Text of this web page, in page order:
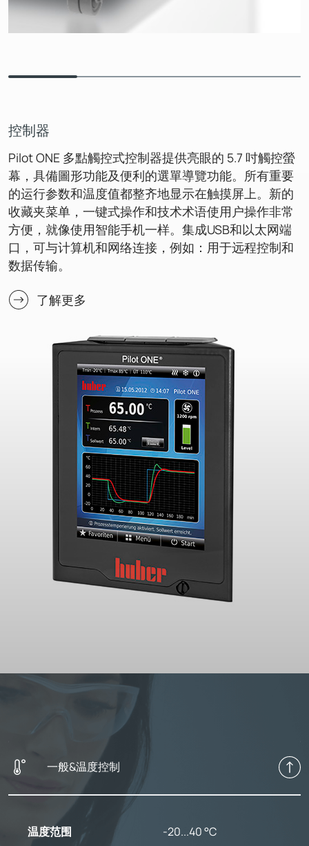
控制器
Pilot ONE 多點觸控式控制器提供亮眼的 5.7 吋觸控螢
幕，具備圖形功能及便利的選單導覽功能。所有重要
的运行参数和温度值都整齐地显示在触摸屏上。新的
收藏夹菜单，一键式操作和技术术语使用户操作非常
方便，就像使用智能手机一样。集成USB和以太网端
口，可与计算机和网络连接，例如：用于远程控制和
数据传输。
了解更多
一般&温度控制
温度范围
-20...40 °C